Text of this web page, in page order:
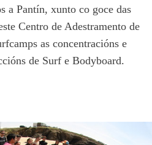
a Pantín, xunto co goce das
Centro de Adestramento de
as concentracións e
de Surf e Bodyboard.